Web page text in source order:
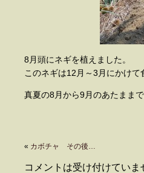
8月頭にネギを植えました。
このネギは12月～3月にかけ
真夏の8月から9月のあたまま
« カボチャ その後…
コメントは受け付けていま